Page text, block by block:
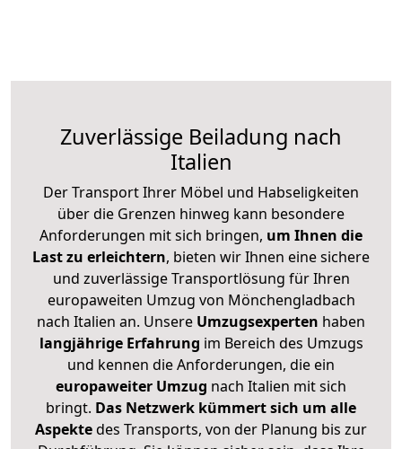
Zuverlässige Beiladung nach
Italien
Der Transport Ihrer Möbel und Habseligkeiten
über die Grenzen hinweg kann besondere
Anforderungen mit sich bringen, um Ihnen die
Last zu erleichtern, bieten wir Ihnen eine sichere
und zuverlässige Transportlösung für Ihren
europaweiten Umzug von Mönchengladbach
nach Italien an. Unsere Umzugsexperten haben
langjährige Erfahrung im Bereich des Umzugs
und kennen die Anforderungen, die ein
europaweiter Umzug nach Italien mit sich
bringt. Das Netzwerk kümmert sich um alle
Aspektedes Transports, von der Planung bis zur